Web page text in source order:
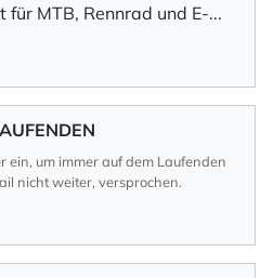
für MTB, Rennrad und E-...
ein, um immer auf dem Laufenden
nicht weiter, versprochen.